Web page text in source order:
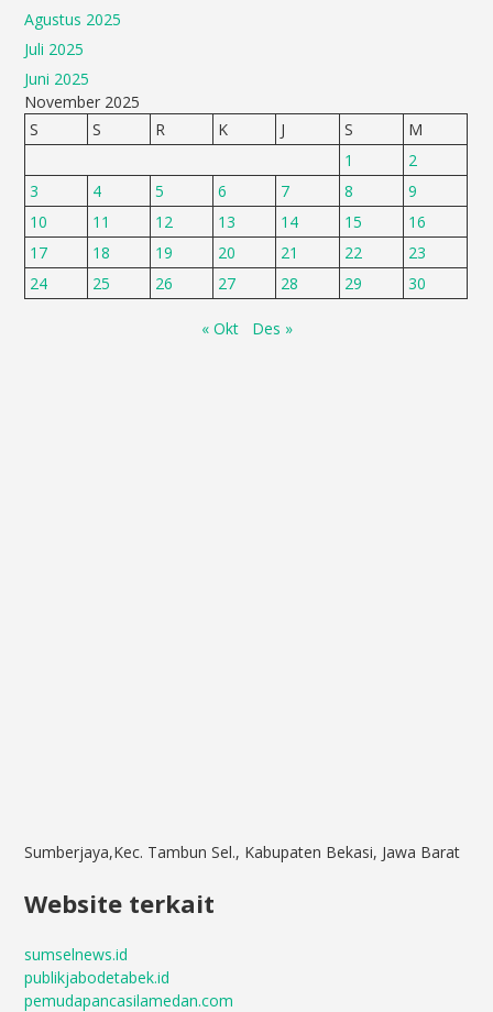
Agustus 2025
Juli 2025
Juni 2025
November 2025
S
S R K J S
M
1
2
3
4 5 6 7 8
9
10
11 12 13 14 15
16
17
18 19 20 21 22
23
24
25 26 27 28 29 30
« Okt Des »
Sumberjaya,Kec. Tambun Sel., Kabupaten Bekasi, Jawa Barat
Website terkait
sumselnews.id
publikjabodetabek.id
pemudapancasilamedan.com